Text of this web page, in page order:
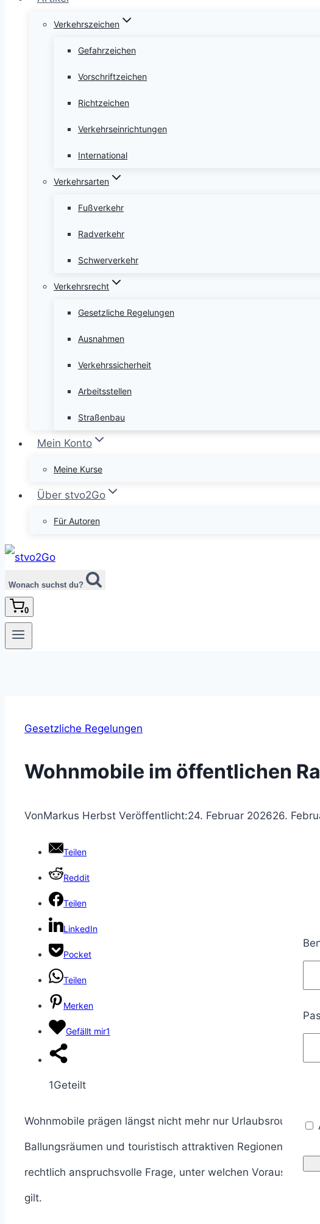
Verkehrszeichen
Gefahrzeichen
Vorschriftzeichen
Richtzeichen
Verkehrseinrichtungen
International
Verkehrsarten
Fußverkehr
Radverkehr
Schwerverkehr
Verkehrsrecht
Gesetzliche Regelungen
Ausnahmen
Verkehrssicherheit
Arbeitsstellen
Straßenbau
Mein Konto
Meine Kurse
Über stvo2Go
Für Autoren
Wonach suchst du?
0
Gesetzliche Regelungen
Wohnmobile im öffentlichen
VonMarkus Herbst Veröffentlicht:24. Februar 202626.
Teilen
Reddit
Teilen
LinkedIn
Pocket
Teilen
Merken
Gefällt mir1
1Geteilt
Wohnmobile prägen längst nicht mehr nur Urlaubsrouten
Ballungsräumen und touristisch attraktiven Regionen führt
rechtlich anspruchsvolle Frage, unter welchen
gilt.